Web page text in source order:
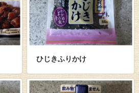
ひじきふりかけ